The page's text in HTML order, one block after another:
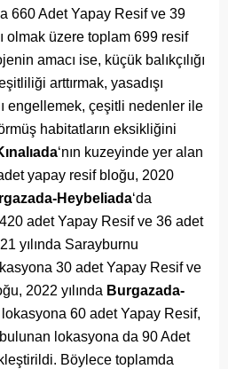
660 Adet Yapay Resif ve 39
olmak üzere toplam 699 resif
amacı ise, küçük balıkçılığı
arttırmak, yasadışı
engellemek, çeşitli nedenler ile
habitatların eksikliğini
‘nın kuzeyinde yer alan
yapay resif bloğu, 2020
Heybeliada‘da
adet Yapay Resif ve 36 adet
yılında Sarayburnu
30 adet Yapay Resif ve
2022 yılında Burgazada-
lokasyona 60 adet Yapay Resif,
lokasyona da 90 Adet
Böylece toplamda